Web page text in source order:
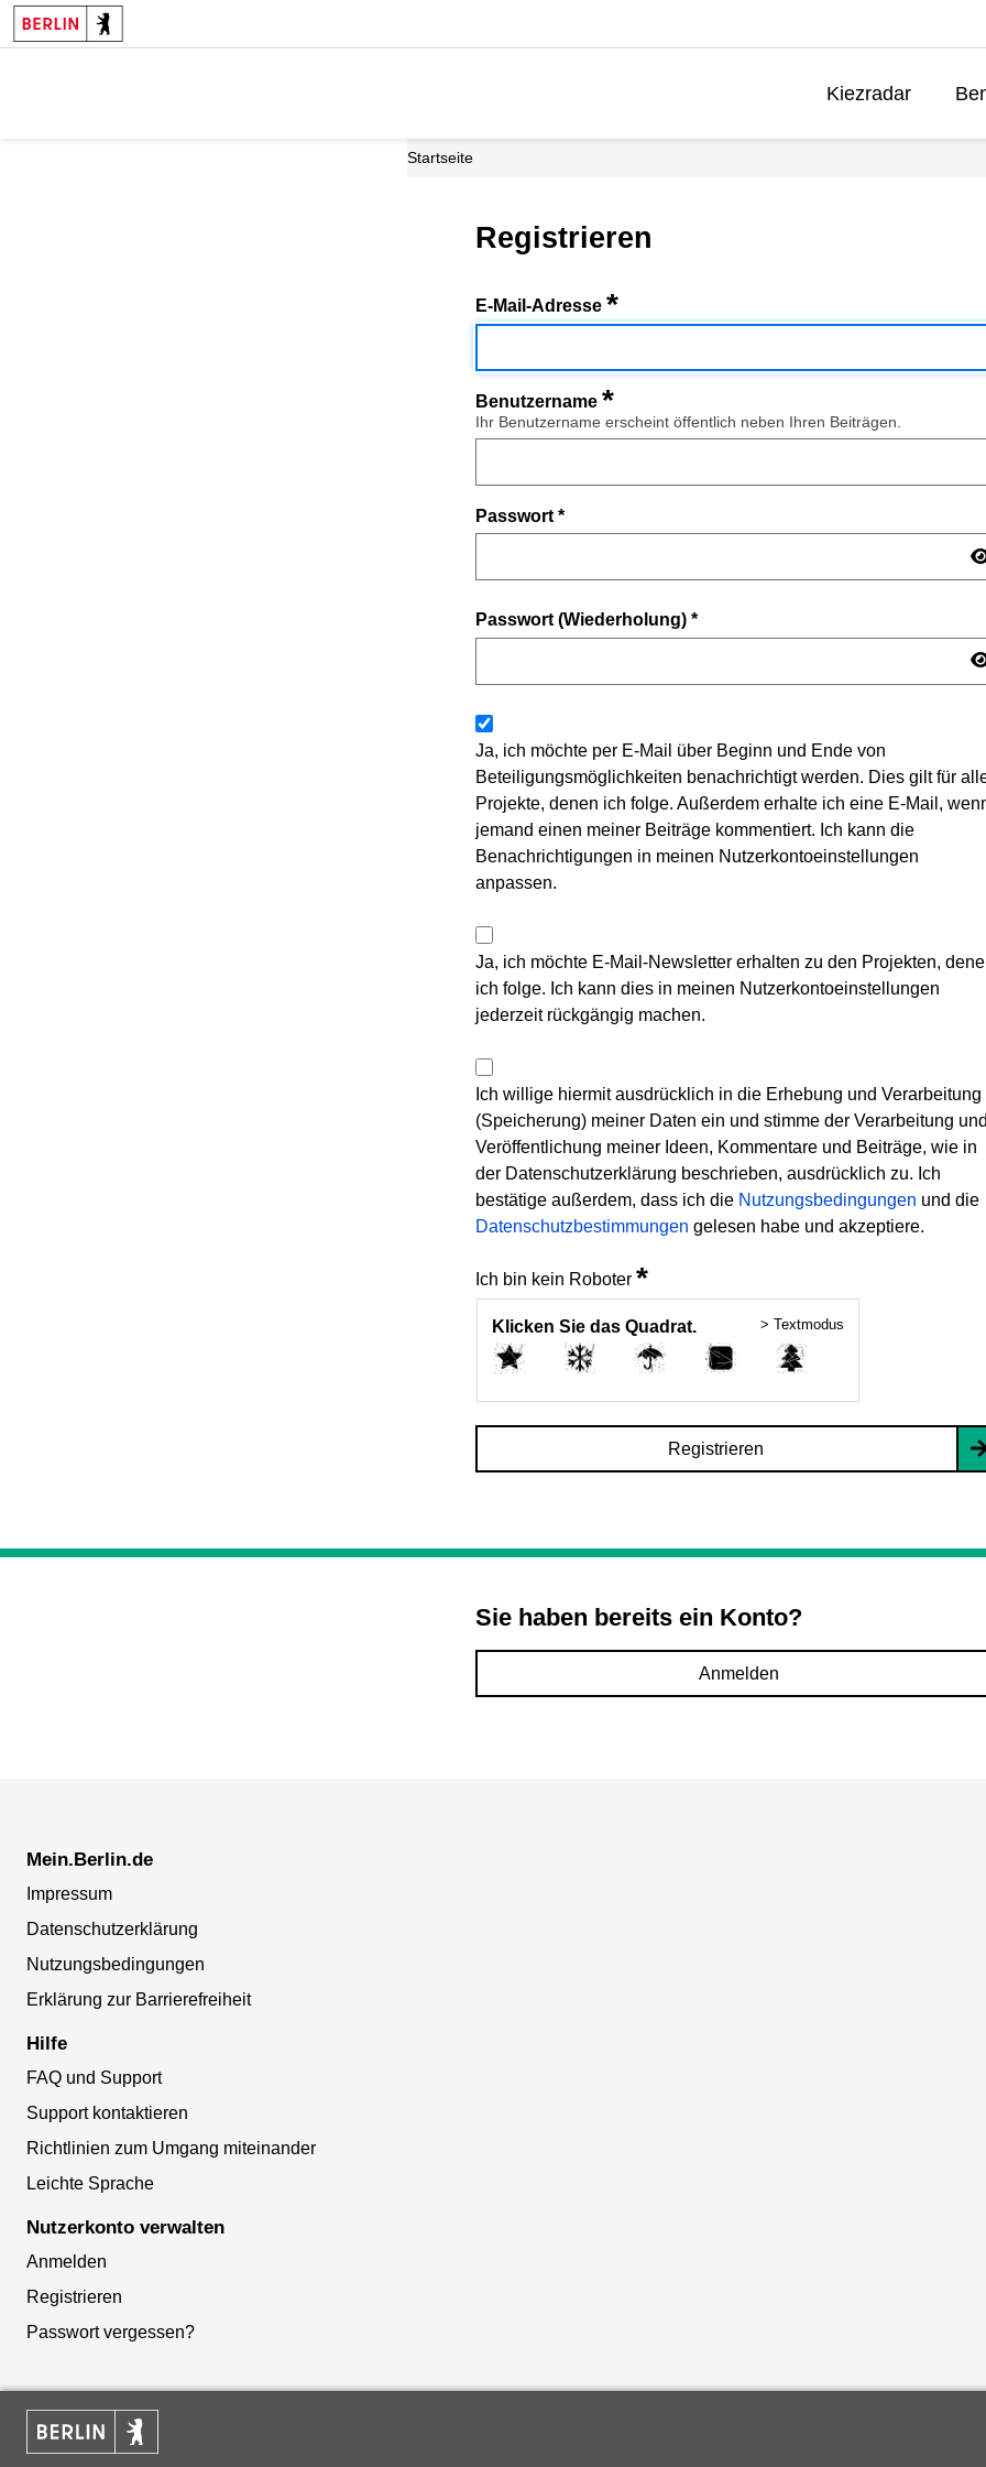
Kiezradar
Startseite
Registrieren
E-Mail-Adresse *
Benutzername *
Ihr Benutzername erscheint öffentlich neben Ihren Beiträgen.
Passwort *
Passwort (Wiederholung) *
Ja, ich möchte per E-Mail über Beginn und Ende von
Beteiligungsmöglichkeiten benachrichtigt werden. Dies gilt für
Projekte, denen ich folge. Außerdem erhalte ich eine E-Mail,
jemand einen meiner Beiträge kommentiert. Ich kann die
Benachrichtigungen in meinen Nutzerkontoeinstellungen
anpassen.
Ja, ich möchte E-Mail-Newsletter erhalten zu den Projekten,
ich folge. Ich kann dies in meinen Nutzerkontoeinstellungen
jederzeit rückgängig machen.
Ich willige hiermit ausdrücklich in die Erhebung und Verarbeitung
(Speicherung) meiner Daten ein und stimme der Verarbeitung und
Veröffentlichung meiner Ideen, Kommentare und Beiträge, wie in
der Datenschutzerklärung beschrieben, ausdrücklich zu. Ich
bestätige außerdem, dass ich die Nutzungsbedingungen und die
Datenschutzbestimmungen gelesen habe und akzeptiere.
Ich bin kein Roboter *
Klicken Sie das Quadrat. > Textmodus
Registrieren
Sie haben bereits ein Konto?
Anmelden
Mein.Berlin.de
Impressum
Datenschutzerklärung
Nutzungsbedingungen
Erklärung zur Barrierefreiheit
Hilfe
FAQ und Support
Support kontaktieren
Richtlinien zum Umgang miteinander
Leichte Sprache
Nutzerkonto verwalten
Anmelden
Registrieren
Passwort vergessen?